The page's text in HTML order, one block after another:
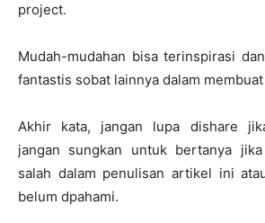
project.
Mudah-mudahan bisa terinspirasi
fantastis sobat lainnya dalam
Akhir kata, jangan lupa dishare
jangan sungkan untuk bertanya
salah dalam penulisan artikel ini
belum dpahami.